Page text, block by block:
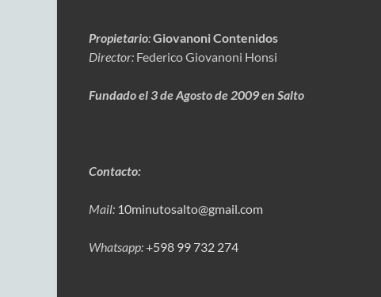
Propietario:Giovanoni Contenidos
Director: Federico Giovanoni Honsi
Fundado el 3 de Agosto de 2009 en Salto
Contacto:
Mail: 10minutosalto@gmail.com
Whatsapp:+598 99 732 274